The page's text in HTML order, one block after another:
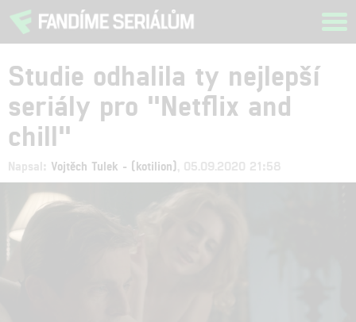
Studie odhalila ty nejlepší
seriály pro "Netflix and
chill"
Napsal: Vojtěch Tulek - (kotilion) , 05.09.2020 21:58